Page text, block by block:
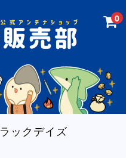
0
ックデイズ